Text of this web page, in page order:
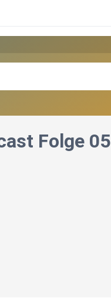
Folge 05